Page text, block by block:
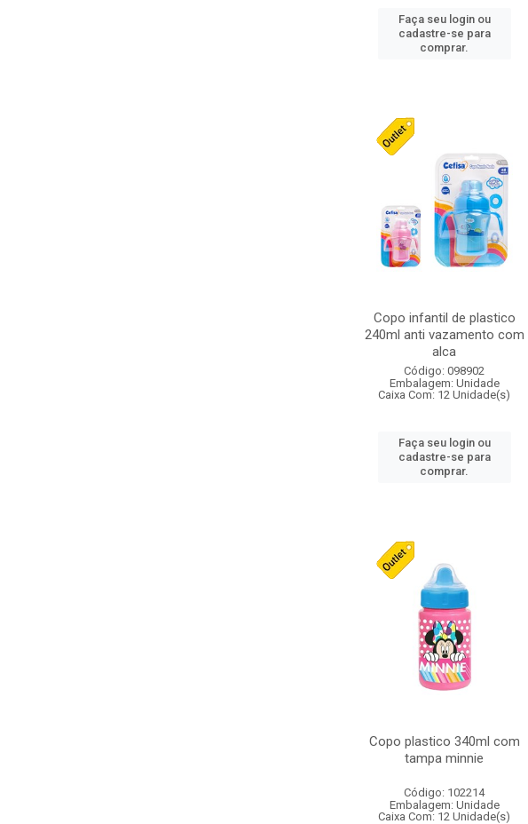
Faça seu login ou
cadastre-se para
comprar.
Copo infantil de plastico
240ml anti vazamento com
alca
Código: 098902
Embalagem: Unidade
Caixa Com: 12 Unidade(s)
Faça seu login ou
cadastre-se para
comprar.
Copo plastico 340ml com
tampa minnie
Código: 102214
Embalagem: Unidade
Caixa Com: 12 Unidade(s)